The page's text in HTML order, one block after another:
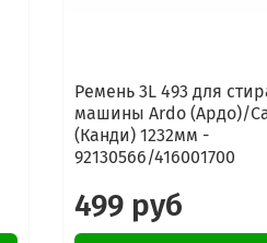
Ремень 3L 493 для
машины Ardo (Ардо)/
(Канди) 1232мм -
92130566/416001700
499 руб